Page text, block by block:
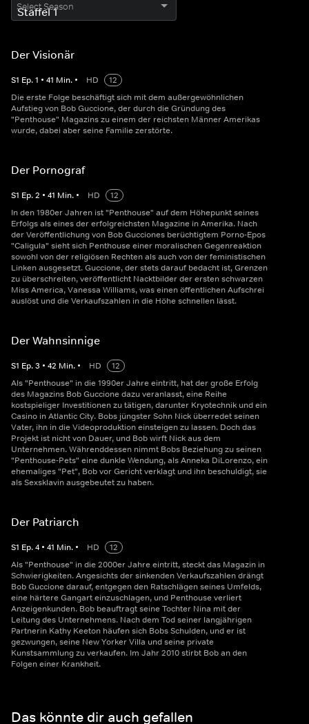
Select Season
Der Visionär
S1 Ep.1 • 41 Min. • HD
12
Die erste Folge beschäftigt sich mit dem außergewöhnlichen
Aufstieg von Bob Guccione, der durch die Gründung des
"Penthouse" Magazins zu einem der reichsten Männer Amerikas
wurde, dabei aber seine Familie zerstörte.
Der Pornograf
S1 Ep.2 • 41 Min. • HD
12
In den 1980er Jahren ist "Penthouse" auf dem Höhepunkt seines
Erfolgs als eines der erfolgreichsten Magazine in Amerika. Nach
der Veröffentlichung von Bob Gucciones berüchtigtem Porno-Epos
"Caligula" sieht sich Penthouse einer moralischen Gegenreaktion
sowohl von der religiösen Rechten als auch von der feministischen
Linken ausgesetzt. Guccione, der stets darauf bedacht ist, Grenzen
zu überschreiten, veröffentlicht Nacktbilder der ersten schwarzen
Miss America, Vanessa Williams, was einen öffentlichen Aufschrei
auslöst und die Verkaufszahlen in die Höhe schnellen lässt.
Der Wahnsinnige
S1 Ep.3 • 42 Min. • HD
12
Als "Penthouse" in die 1990er Jahre eintritt, hat der große Erfolg
des Magazins Bob Guccione dazu veranlasst, eine Reihe
kostspieliger Investitionen zu tätigen, darunter Kryotechnik und ein
Casino in Atlantic City. Bobs jüngster Sohn Nick überredet seinen
Vater, ihn in die Videoproduktion einsteigen zu lassen. Doch das
Projekt ist nicht von Dauer, und Bob wirft Nick aus dem
Unternehmen. Währenddessen nimmt Bobs Beziehung zu seinen
"Penthouse-Pets" eine dunkle Wendung, als Anneka DiLorenzo, ein
ehemaliges "Pet", Bob vor Gericht verklagt und ihn beschuldigt, sie
als Sexsklavin ausgebeutet zu haben.
Der Patriarch
S1 Ep.4 • 41 Min. • HD
12
Als "Penthouse" in die 2000er Jahre eintritt, steckt das Magazin in
Schwierigkeiten. Angesichts der sinkenden Verkaufszahlen drängt
Bob Guccione darauf, entgegen den Ratschlägen seines Umfelds,
eine härtere Gangart einzuschlagen, und Penthouse verliert
Anzeigenkunden. Bob beauftragt seine Tochter Nina mit der
Leitung des Unternehmens. Nach dem Tod seiner langjährigen
Partnerin Kathy Keeton häufen sich Bobs Schulden, und er ist
gezwungen, seine New Yorker Villa und seine private
Kunstsammlung zu verkaufen. Im Jahr 2010 stirbt Bob an den
Folgen einer Krankheit.
Das könnte dir auch gefallen